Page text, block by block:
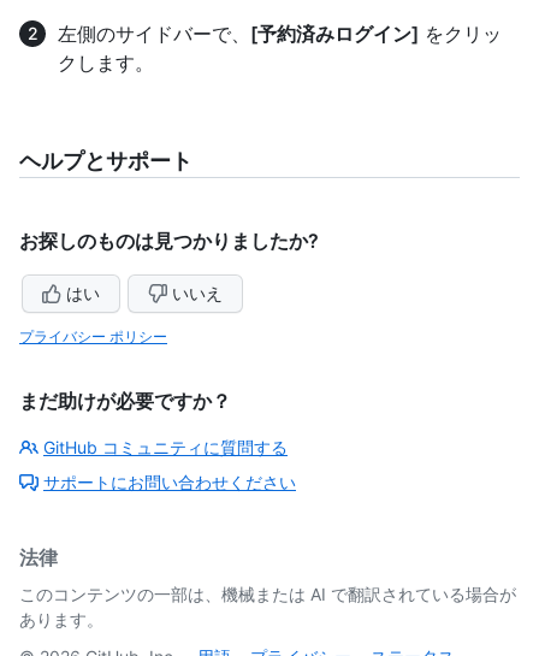
左側のサイドバーで、 [予約済みログイン] をクリッ
クします。
ヘルプとサポート
お探しのものは見つかりましたか?
はい いいえ
プライバシー ポリシー
まだ助けが必要ですか？
GitHub コミュニティに質問する
サポートにお問い合わせください
法律
このコンテンツの一部は、機械または AI で翻訳されている場合が
あります。